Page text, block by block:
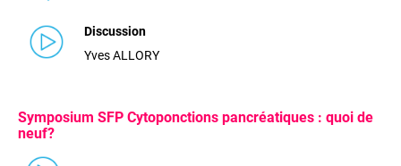
Discussion
Yves ALLORY
Symposium SFP Cytoponctions pancréatiques : quoi de
neuf?